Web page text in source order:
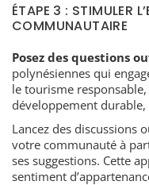
ÉTAPE 3 : STIMULER
COMMUNAUTAIRE
Posez des questions
polynésiennes qui
le tourisme
développement
Lancez des discussions
votre communauté à
ses suggestions. Cette
sentiment